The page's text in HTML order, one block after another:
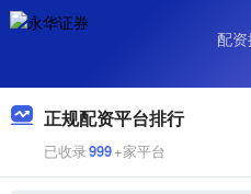
正规配资平台排行
已收录999+家平台